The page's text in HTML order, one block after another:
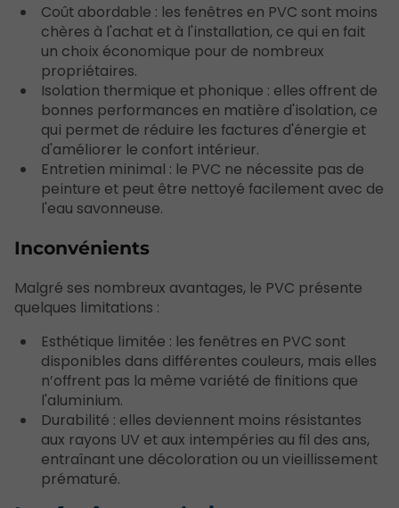
Coût abordable : les fenêtres en PVC sont moins
chères à l'achat et à l'installation, ce qui en fait
un choix économique pour de nombreux
propriétaires.
Isolation thermique et phonique : elles offrent de
bonnes performances en matière d'isolation, ce
qui permet de réduire les factures d'énergie et
d'améliorer le confort intérieur.
Entretien minimal : le PVC ne nécessite pas de
peinture et peut être nettoyé facilement avec de
l'eau savonneuse.
Inconvénients
Malgré ses nombreux avantages, le PVC présente
quelques limitations :
Esthétique limitée : les fenêtres en PVC sont
disponibles dans différentes couleurs, mais elles
n’offrent pas la même variété de finitions que
l'aluminium.
Durabilité : elles deviennent moins résistantes
aux rayons UV et aux intempéries au fil des ans,
entraînant une décoloration ou un vieillissement
prématuré.